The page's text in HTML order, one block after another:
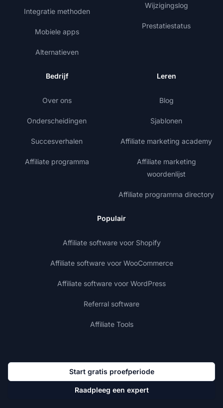
Integratie methoden
Mobiele apps
Alternatieven
Wijzigingslog
Prestatiestatus
Bedrijf
Over ons
Onderscheidingen
Succesverhalen
Affiliate programma
Leren
Blog
Sjablonen
Affiliate marketing academy
Affiliate marketing
woordenlijst
Affiliate programma directory
Populair
Affiliate software voor Shopify
Affiliate software voor WooCommerce
Affiliate software voor WordPress
Referral software
Affiliate Tools
Start gratis proefperiode
Raadpleeg een expert